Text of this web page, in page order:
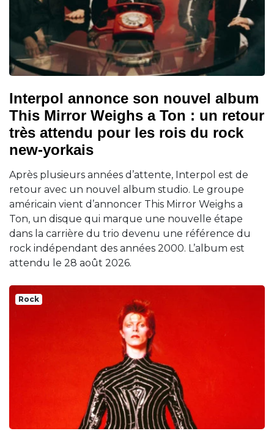
Interpol annonce son nouvel album
This Mirror Weighs a Ton : un retour
très attendu pour les rois du rock
new-yorkais
Après plusieurs années d’attente, Interpol est de
retour avec un nouvel album studio. Le groupe
américain vient d’annoncer This Mirror Weighs a
Ton, un disque qui marque une nouvelle étape
dans la carrière du trio devenu une référence du
rock indépendant des années 2000. L’album est
attendu le 28 août 2026.
Rock